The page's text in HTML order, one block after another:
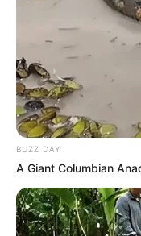
BUZZ DAY
A Giant Columbian